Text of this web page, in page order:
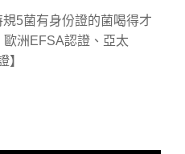
5菌有身份證的菌喝得才
洲EFSA認證、亞太
】